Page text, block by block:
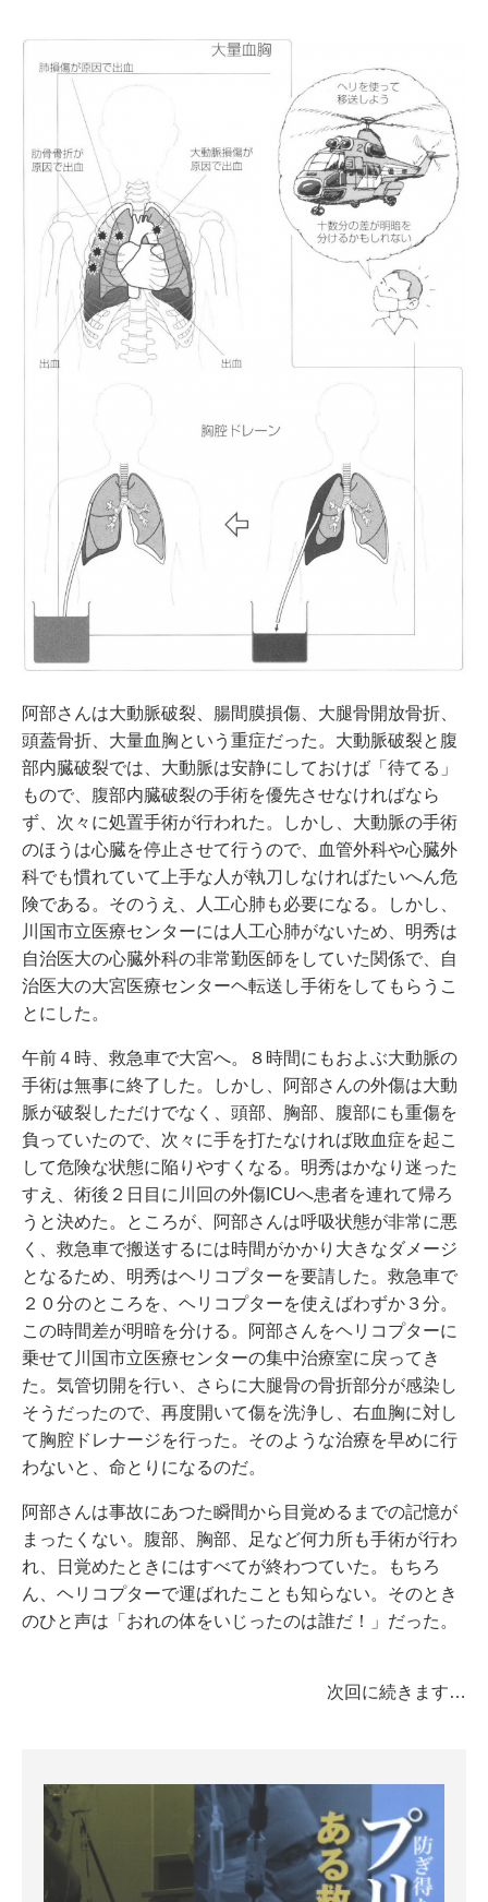
阿部さんは大動脈破裂、腸間膜損傷、大腿骨開放骨折、
頭蓋骨折、大量血胸という重症だった。大動脈破裂と腹
部内臓破裂では、大動脈は安静にしておけば「待てる」
もので、腹部内臓破裂の手術を優先させなければなら
ず、次々に処置手術が行われた。しかし、大動脈の手術
のほうは心臓を停止させて行うので、血管外科や心臓外
科でも慣れていて上手な人が執刀しなければたいへん危
険である。そのうえ、人工心肺も必要になる。しかし、
川国市立医療センターには人工心肺がないため、明秀は
自治医大の心臓外科の非常勤医師をしていた関係で、自
治医大の大宮医療センターヘ転送し手術をしてもらうこ
とにした。
午前４時、救急車で大宮へ。８時間にもおよぶ大動脈の
手術は無事に終了した。しかし、阿部さんの外傷は大動
脈が破裂しただけでなく、頭部、胸部、腹部にも重傷を
負っていたので、次々に手を打たなければ敗血症を起こ
して危険な状態に陥りやすくなる。明秀はかなり迷った
すえ、術後２日目に川回の外傷ICUへ患者を連れて帰ろ
うと決めた。ところが、阿部さんは呼吸状態が非常に悪
く、救急車で搬送するには時間がかかり大きなダメージ
となるため、明秀はヘリコプターを要請した。救急車で
２０分のところを、ヘリコプターを使えばわずか３分。
この時間差が明暗を分ける。阿部さんをヘリコプターに
乗せて川国市立医療センターの集中治療室に戻ってき
た。気管切開を行い、さらに大腿骨の骨折部分が感染し
そうだったので、再度開いて傷を洗浄し、右血胸に対し
て胸腔ドレナージを行った。そのような治療を早めに行
わないと、命とりになるのだ。
阿部さんは事故にあつた瞬間から目覚めるまでの記憶が
まったくない。腹部、胸部、足など何力所も手術が行わ
れ、日覚めたときにはすべてが終わつていた。もちろ
ん、ヘリコプターで運ばれたことも知らない。そのとき
のひと声は「おれの体をいじったのは誰だ！」だった。
次回に続きます…